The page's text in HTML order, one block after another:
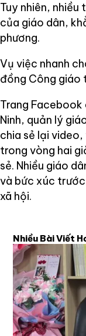
Tuy nhiên,
của giáo dân,
phương.
Vụ việc nhanh
đồng Công giáo
Trang
Ninh, quản lý
chia sẻ lại
trong vòng hai
sẻ. Nhiều giáo
và bức xúc trước
xã hội.
Nhiều Bài Viết